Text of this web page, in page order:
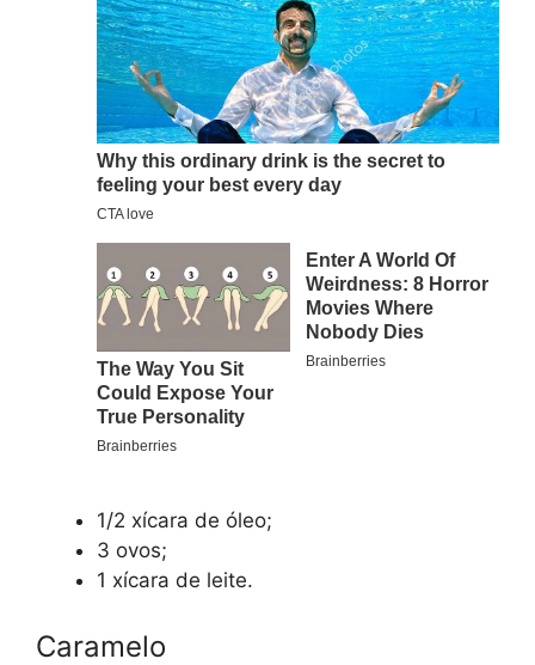
1/2 xícara de óleo;
3 ovos;
1 xícara de leite.
Caramelo